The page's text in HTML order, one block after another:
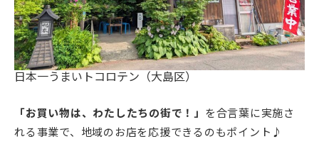
日本一うまいトコロテン（大島区）
「お買い物は、わたしたちの街で！」 を合言葉に実施さ
れる事業で、地域のお店を応援できるのもポイント♪